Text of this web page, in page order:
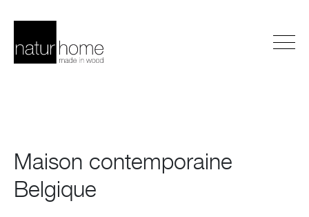
Maison contemporaine
Belgique